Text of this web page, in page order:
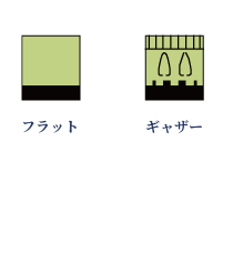
フラット ギャザー